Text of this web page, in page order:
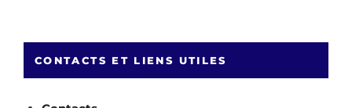
CONTACTS ET LIENS UTILES